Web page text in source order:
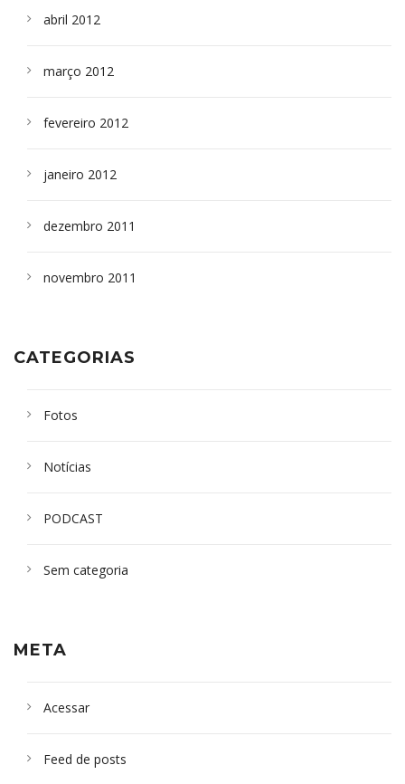
abril 2012
março 2012
fevereiro 2012
janeiro 2012
dezembro 2011
novembro 2011
CATEGORIAS
Fotos
Notícias
PODCAST
Sem categoria
META
Acessar
Feed de posts